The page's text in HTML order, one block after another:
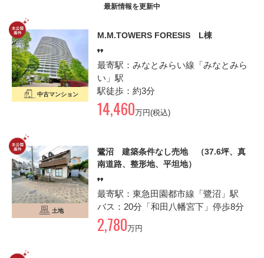
最新情報を更新中
中古マンション
M.M.TOWERS FORESIS L棟
最寄駅：みなとみらい線「みなとみら
い」駅
駅徒歩：約3分
14,460万円(税込)
土地
鷺沼 建築条件なし売地 （37.6坪、真
南道路、整形地、平坦地）
最寄駅：東急田園都市線「鷺沼」駅
バス：20分「和田八幡宮下」停歩8分
2,780万円